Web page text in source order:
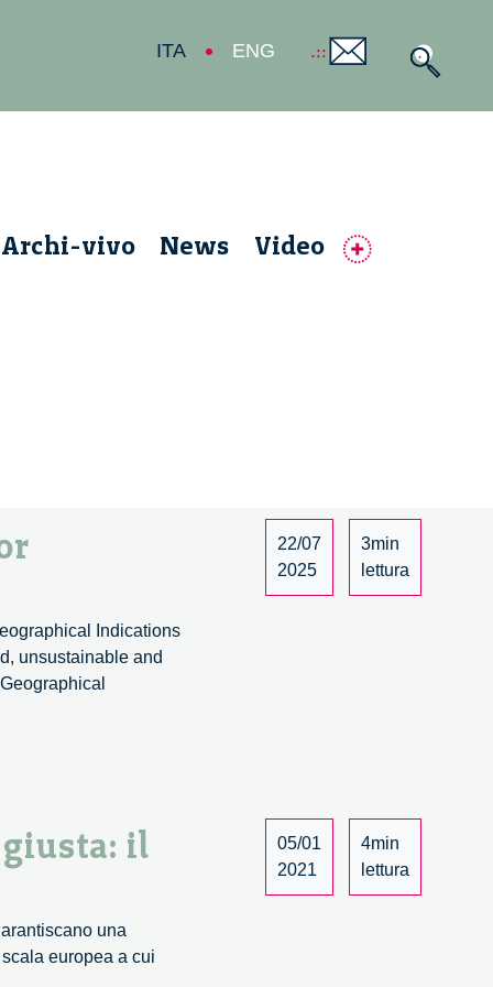
ITA ENG
Archi-vivo News Video
Indications
unsustainable and
22/07
2025
3min
lettura
il
una
europea a cui
05/01
2021
4min
lettura